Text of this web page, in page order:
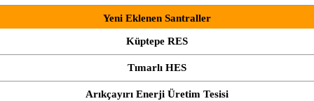
Yeni Eklenen Santraller
Küptepe RES
Tımarlı HES
Arıkçayırı Enerji Üretim Tesisi